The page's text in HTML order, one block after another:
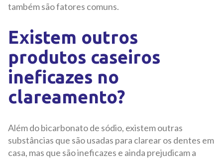
também são fatores comuns.
Existem outros
produtos caseiros
ineficazes no
clareamento?
Além do bicarbonato de sódio, existem outras
substâncias que são usadas para clarear os dentes em
casa, mas que são ineficazes e ainda prejudicam a